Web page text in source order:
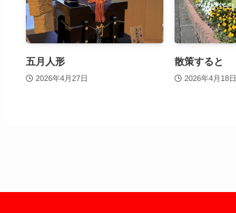
五月人形
2026年4月27日
散策すると
2026年4月18日